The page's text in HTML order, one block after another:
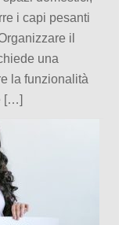
i capi pesanti
il
una
la funzionalità
[…]